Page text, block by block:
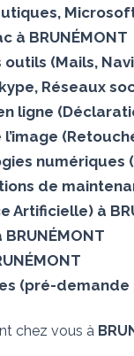
Microsoft
à BRUNÉMONT
(Mails,
Réseaux
ligne
numériques
de
Artificielle) à
(pré-demande
chez vous à